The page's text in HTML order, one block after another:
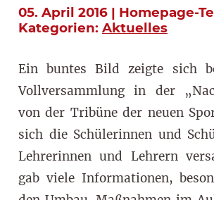
05. April 2016 | Homepage-
Kategorien: Aktuelles
Ein buntes Bild zeigte sich
Vollversammlung in der
von der Tribüne der neuen
sich die Schülerinnen und
Lehrerinnen und Lehrern
gab viele Informationen,